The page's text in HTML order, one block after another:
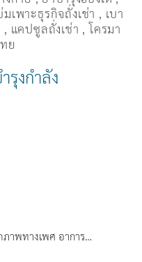
เพาะธุรกิจถั่งเช่า , เบา
, แคปซูลถั่งเช่า ,โครมา
ย
รุงกำลัง
ภาพทางเพศ อาการ…